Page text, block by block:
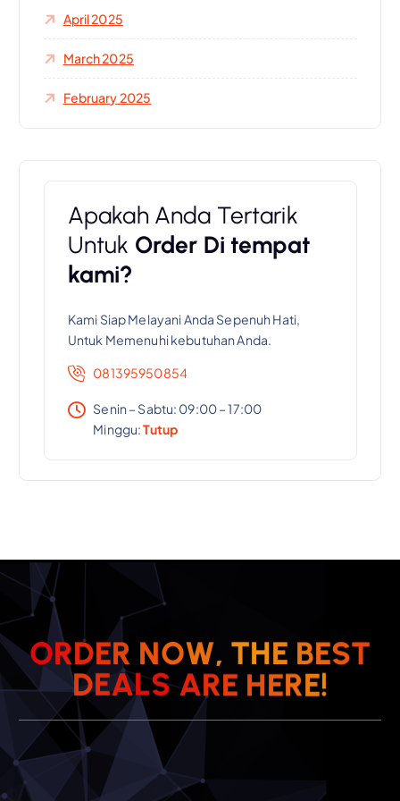
April 2025
March 2025
February 2025
Apakah Anda Tertarik
Untuk Order Di tempat
kami?
Kami Siap Melayani Anda Sepenuh Hati,
Untuk Memenuhi kebutuhan Anda.
081395950854
Senin – Sabtu: 09:00 – 17:00
Minggu:Tutup
ORDER NOW, THE BEST
DEALSARE HERE!